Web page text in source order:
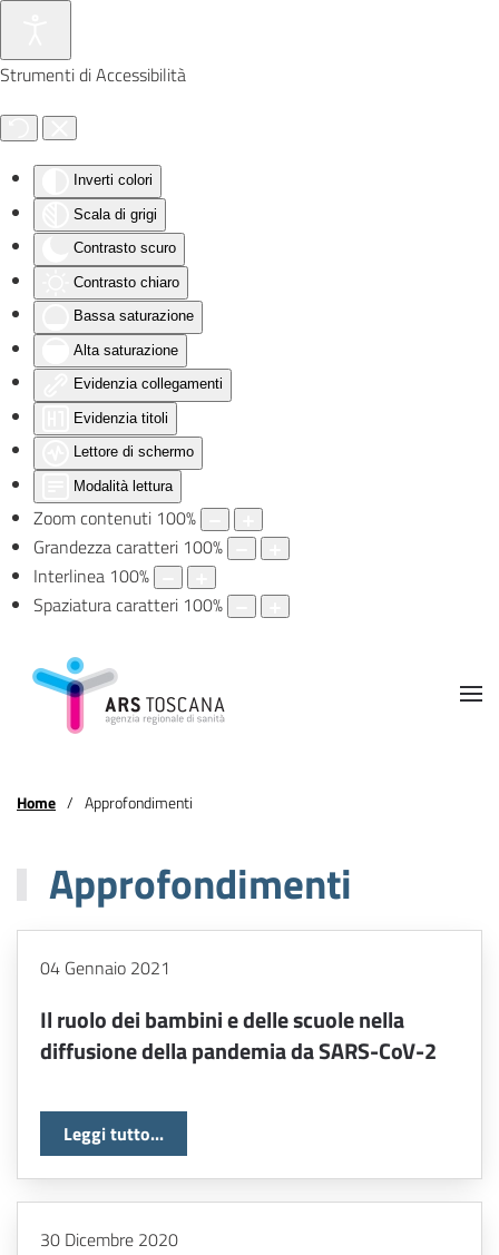
Strumenti di Accessibilità
Inverti colori
Scala di grigi
Contrasto scuro
Contrasto chiaro
Bassa saturazione
Alta saturazione
Evidenzia collegamenti
Evidenzia titoli
Lettore di schermo
Modalità lettura
Zoom contenuti 100%
Grandezza caratteri 100%
Interlinea 100%
Spaziatura caratteri 100%
Skip to main content
Home Approfondimenti
Approfondimenti
04 Gennaio 2021
Il ruolo dei bambini e delle scuole nella
diffusione della pandemia da SARS-CoV-2
Leggi tutto...
30 Dicembre 2020